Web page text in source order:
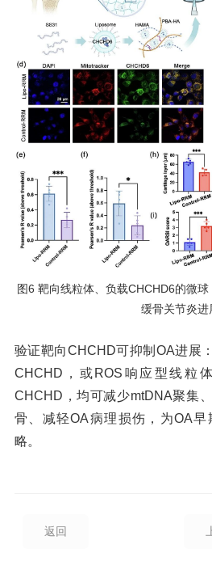
图6 靶向线粒体、负载CHCHD6的微
缓骨关节炎进
验证靶向CHCHD可抑制OA进展
CHCHD，或ROS响应型线粒
CHCHD，均可减少mtDNA聚集
骨、减轻OA病理损伤，为OA
略。
返回